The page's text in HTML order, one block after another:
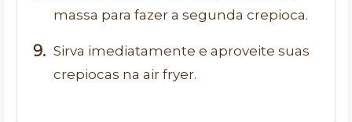
massa para fazer a segunda crepioca.
Sirva imediatamente e aproveite suas
crepiocas na air fryer.